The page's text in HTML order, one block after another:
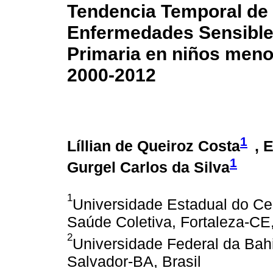
Tendencia Temporal
Enfermedades
Primaria en niños
2000-2012
Líllian de Queiroz Costa1 ,
Gurgel Carlos da Silva1
1Universidade Estadual do
Saúde Coletiva, Fortaleza-
2Universidade Federal da
Salvador-BA, Brasil